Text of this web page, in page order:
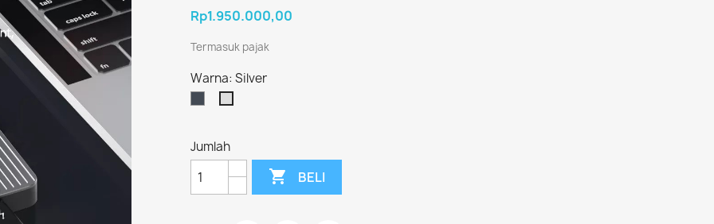
Rp1.950.000,00
Termasuk pajak
Warna: Silver
Jumlah
 BELI